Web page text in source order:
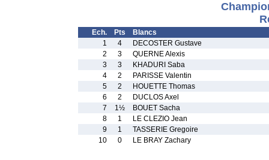
Ech. Pts
Blancs
1
4
DECOSTER Gustave
2
3
QUERNE Alexis
3
3
KHADURI Saba
4
2
PARISSE Valentin
5
2
HOUETTE Thomas
6
2
DUCLOS Axel
7
1½
BOUET Sacha
8
1
LE CLEZIO Jean
9
1
TASSERIE Gregoire
10
0 LE BRAY Zachary